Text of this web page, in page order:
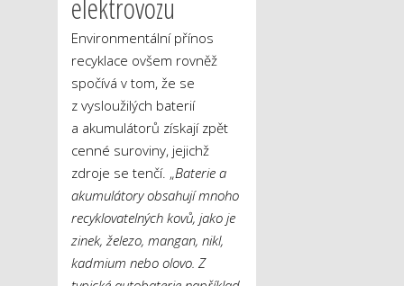
elektrovozu
Environmentální přínos
recyklace ovšem rovněž
spočívá v tom, že se
z vysloužilých baterií
a akumulátorů získají zpět
cenné suroviny, jejichž
zdroje se tenčí. „Baterie a
akumulátory obsahují mnoho
recyklovatelných kovů, jako je
zinek, železo, mangan, nikl,
kadmium nebo olovo. Z